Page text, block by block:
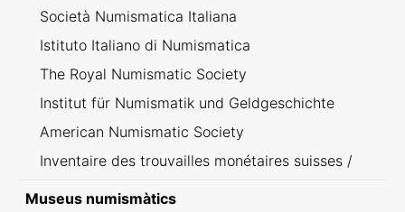
Società Numismatica Italiana
Istituto Italiano di Numismatica
The Royal Numismatic Society
Institut für Numismatik und Geldgeschichte
American Numismatic Society
Inventaire des trouvailles monétaires suisses /
Museus numismàtics